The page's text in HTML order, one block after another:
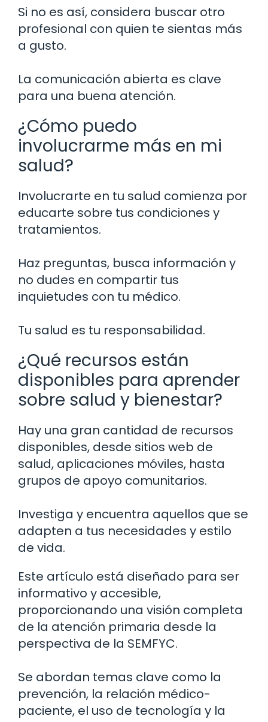
Si no es así, considera buscar otro
profesional con quien te sientas más
a gusto.
La comunicación abierta es clave
para una buena atención.
¿Cómo puedo
involucrarme más en mi
salud?
Involucrarte en tu salud comienza por
educarte sobre tus condiciones y
tratamientos.
Haz preguntas, busca información y
no dudes en compartir tus
inquietudes con tu médico.
Tu salud es tu responsabilidad.
¿Qué recursos están
disponibles para aprender
sobre salud y bienestar?
Hay una gran cantidad de recursos
disponibles, desde sitios web de
salud, aplicaciones móviles, hasta
grupos de apoyo comunitarios.
Investiga y encuentra aquellos que se
adapten a tus necesidades y estilo
de vida.
Este artículo está diseñado para ser
informativo y accesible,
proporcionando una visión completa
de la atención primaria desde la
perspectiva de la SEMFYC.
Se abordan temas clave como la
prevención, la relación médico-
paciente, el uso de tecnología y la